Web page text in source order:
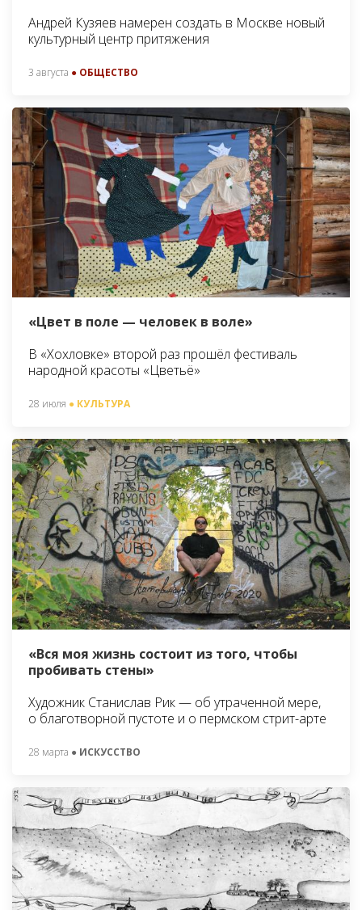
Андрей Кузяев намерен создать в Москве новый
культурный центр притяжения
3 августа ● ОБЩЕСТВО
«Цвет в поле — человек в воле»
В «Хохловке» второй раз прошёл фестиваль
народной красоты «Цветьё»
28 июля ● КУЛЬТУРА
«Вся моя жизнь состоит из того, чтобы
пробивать стены»
Художник Станислав Рик — об утраченной мере,
о благотворной пустоте и о пермском стрит-арте
28 марта ● ИСКУССТВО